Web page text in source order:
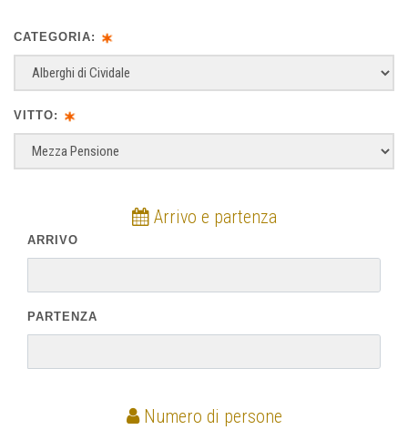
CATEGORIA:
VITTO:
Arrivo e partenza
ARRIVO
PARTENZA
Numero di persone